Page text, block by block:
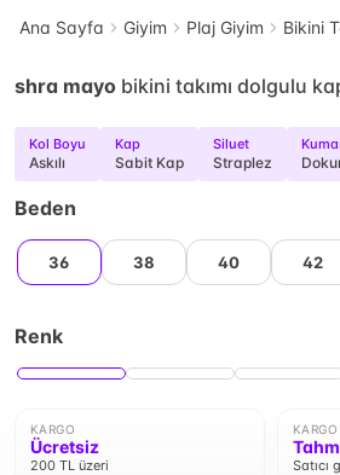
Ana Sayfa Giyim Plaj Giyim Bikini
shra mayo bikini takımı dolgulu
Kol Boyu
Askılı
Kap
Sabit Kap
Siluet
Straplez
Beden
36 38 40 42
Renk
KARGO
Ücretsiz
200 TL üzeri Satıcı